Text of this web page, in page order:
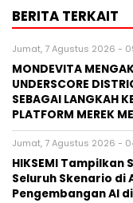
BERITA TERKAIT
Jumat, 7 Agustus 2026 -
MONDEVITA
UNDERSCORE
SEBAGAI LANGKAH
PLATFORM MEREK
Jumat, 7 Agustus 2026 -
HIKSEMI
Seluruh Skenario di
Pengembangan AI